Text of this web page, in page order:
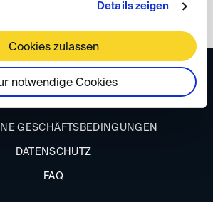
Details zeigen
Cookies zulassen
notwendige Cookies
ANFAHRT
GESCHÄFTSBEDINGUNGEN
DATENSCHUTZ
FAQ